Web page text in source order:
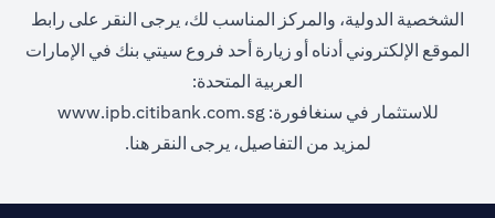
الشخصية الدولية، والمركز المناسب لك، يرجى النقر على رابط
الموقع الإلكتروني أدناه أو زيارة أحد فروع سيتي بنك في الإمارات
العربية المتحدة:
للاستثمار في سنغافورة: www.ipb.citibank.com.sg
(opens in a new tab)
لمزيد من التفاصيل، يرجى النقر هنا.